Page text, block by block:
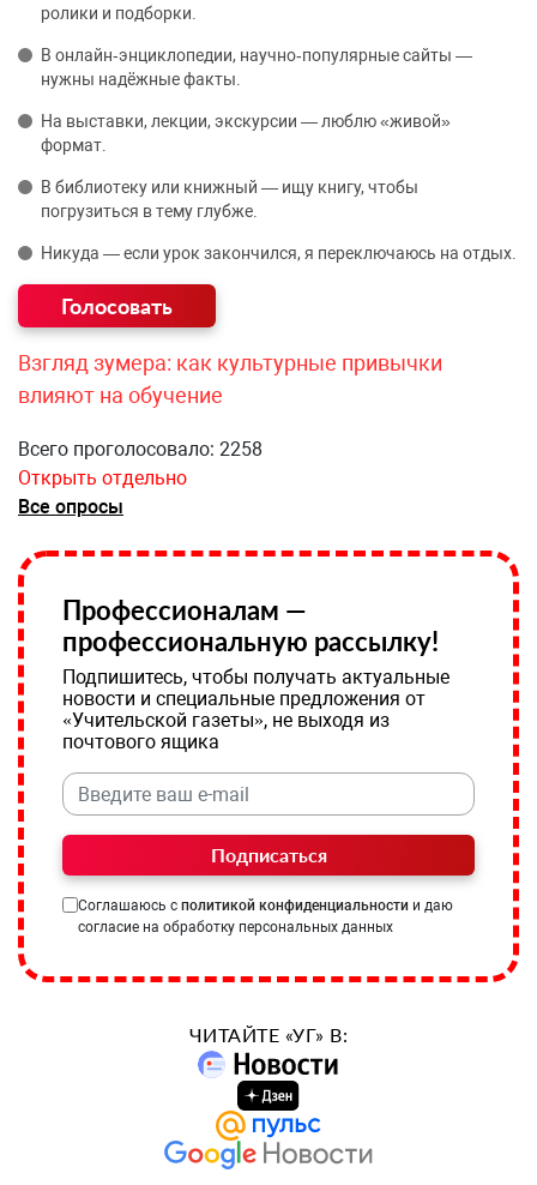
ролики и подборки.
В онлайн‑энциклопедии, научно‑популярные сайты —
нужны надёжные факты.
На выставки, лекции, экскурсии — люблю «живой»
формат.
В библиотеку или книжный — ищу книгу, чтобы
погрузиться в тему глубже.
Никуда — если урок закончился, я переключаюсь на отдых.
Взгляд зумера: как культурные привычки
влияют на обучение
Всего проголосовало: 2258
Открыть отдельно
Все опросы
Профессионалам —
профессиональную рассылку!
Подпишитесь, чтобы получать актуальные
новости и специальные предложения от
«Учительской газеты», не выходя из
почтового ящика
Подписаться
Соглашаюсь с политикой конфиденциальности и даю
согласие на обработку персональных данных
ЧИТАЙТЕ «УГ» В: